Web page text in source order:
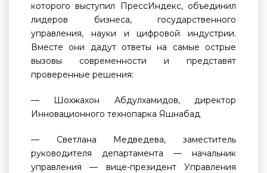
которого выступил ПрессИндекс, объединил
лидеров бизнеса, государственного
управления, науки и цифровой индустрии.
Вместе они дадут ответы на самые острые
вызовы современности и представят
проверенные решения:
— Шохжахон Абдулхамидов, директор
Инновационного технопарка Яшнабад
— Светлана Медведева, заместитель
руководителя департамента — начальник
управления — вице-президент Управления